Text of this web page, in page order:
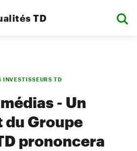
TD
INVESTISSEURS TD
- Un
Groupe
prononcera